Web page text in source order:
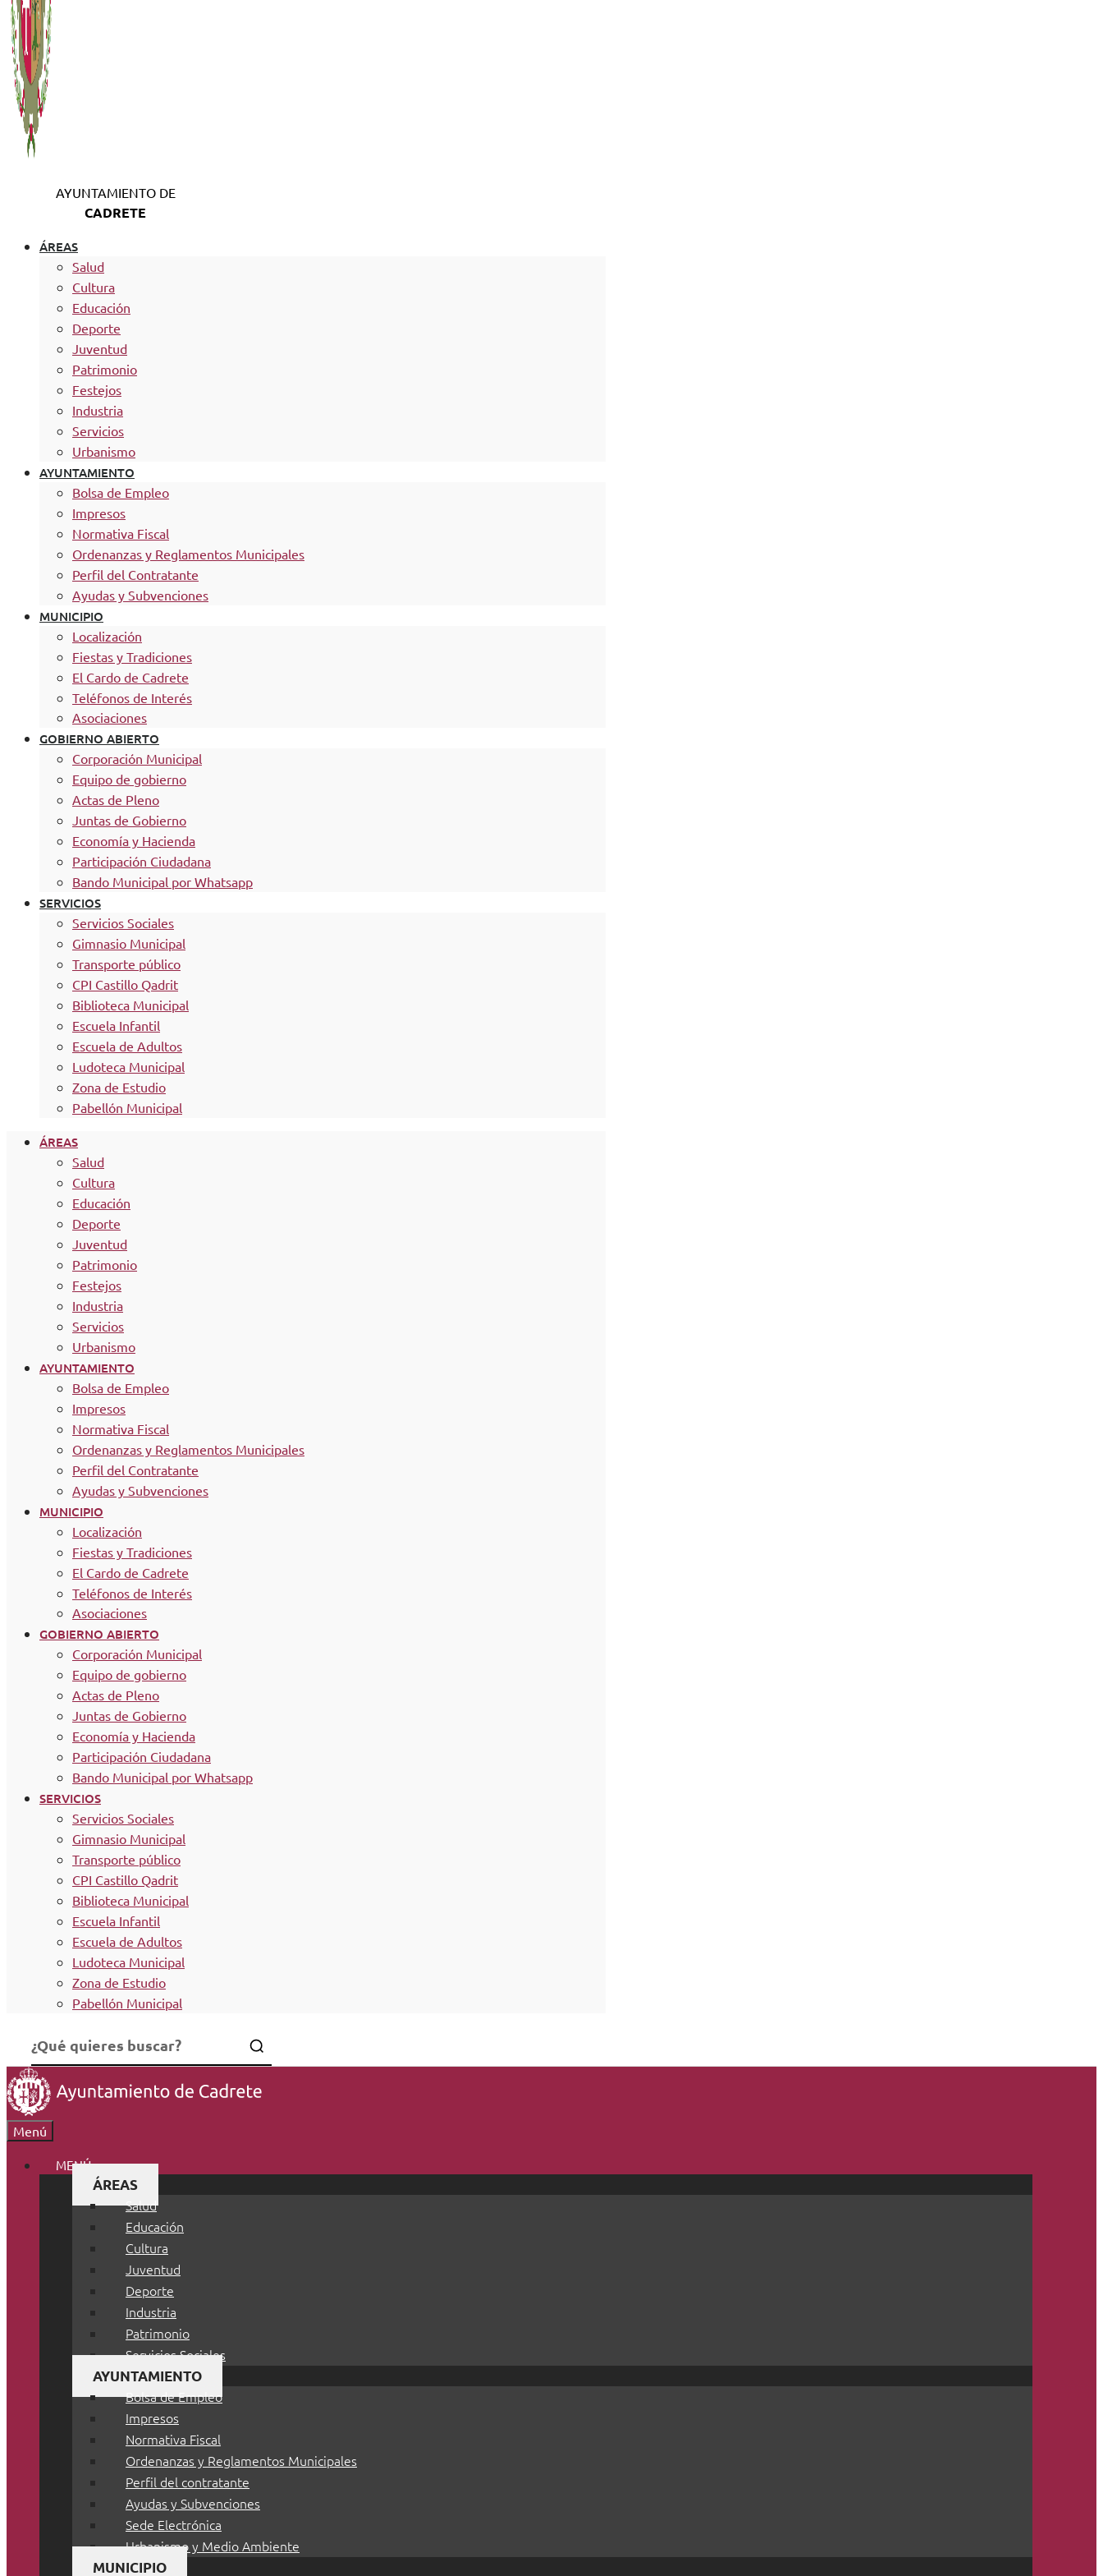
AYUNTAMIENTO DE
CADRETE
ÁREAS
Salud
Cultura
Educación
Deporte
Juventud
Patrimonio
Festejos
Industria
Servicios
Urbanismo
AYUNTAMIENTO
Bolsa de Empleo
Impresos
Normativa Fiscal
Ordenanzas y Reglamentos Municipales
Perfil del Contratante
Ayudas y Subvenciones
MUNICIPIO
Localización
Fiestas y Tradiciones
El Cardo de Cadrete
Teléfonos de Interés
Asociaciones
GOBIERNO ABIERTO
Corporación Municipal
Equipo de gobierno
Actas de Pleno
Juntas de Gobierno
Economía y Hacienda
Participación Ciudadana
Bando Municipal por Whatsapp
SERVICIOS
Servicios Sociales
Gimnasio Municipal
Transporte público
CPI Castillo Qadrit
Biblioteca Municipal
Escuela Infantil
Escuela de Adultos
Ludoteca Municipal
Zona de Estudio
Pabellón Municipal
ÁREAS
Salud
Cultura
Educación
Deporte
Juventud
Patrimonio
Festejos
Industria
Servicios
Urbanismo
AYUNTAMIENTO
Bolsa de Empleo
Impresos
Normativa Fiscal
Ordenanzas y Reglamentos Municipales
Perfil del Contratante
Ayudas y Subvenciones
MUNICIPIO
Localización
Fiestas y Tradiciones
El Cardo de Cadrete
Teléfonos de Interés
Asociaciones
GOBIERNO ABIERTO
Corporación Municipal
Equipo de gobierno
Actas de Pleno
Juntas de Gobierno
Economía y Hacienda
Participación Ciudadana
Bando Municipal por Whatsapp
SERVICIOS
Servicios Sociales
Gimnasio Municipal
Transporte público
CPI Castillo Qadrit
Biblioteca Municipal
Escuela Infantil
Escuela de Adultos
Ludoteca Municipal
Zona de Estudio
Pabellón Municipal
Menú
MENÚ
ÁREAS
Salud
Educación
Cultura
Juventud
Deporte
Industria
Patrimonio
Servicios Sociales
AYUNTAMIENTO
Bolsa de Empleo
Impresos
Normativa Fiscal
Ordenanzas y Reglamentos Municipales
Perfil del contratante
Ayudas y Subvenciones
Sede Electrónica
Urbanismo y Medio Ambiente
MUNICIPIO